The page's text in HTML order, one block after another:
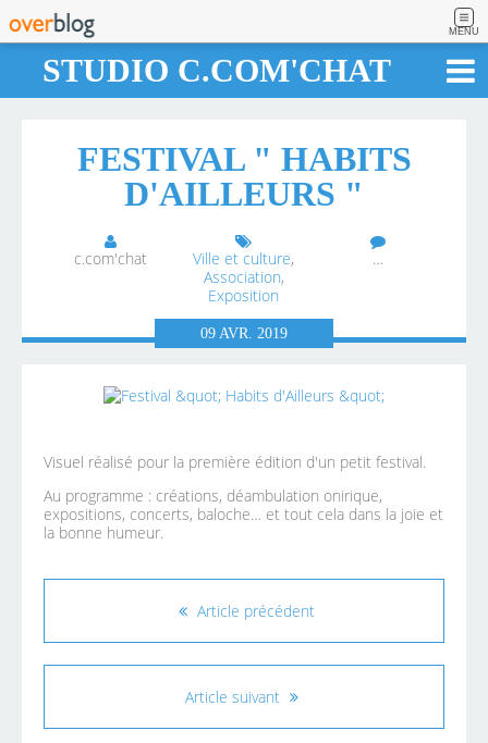
MENU
STUDIO C.COM'CHAT
FESTIVAL " HABITS
D'AILLEURS "
c.com'chat Ville et culture,
Association,
Exposition
…
09 AVR. 2019
Visuel réalisé pour la première édition d'un petit festival.
Au programme : créations, déambulation onirique,
expositions, concerts, baloche… et tout cela dans la joie et
la bonne humeur.
Article précédent
Article suivant